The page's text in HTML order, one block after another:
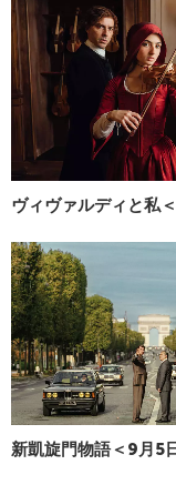
ヴィヴァルディと私
新凱旋門物語＜9月5